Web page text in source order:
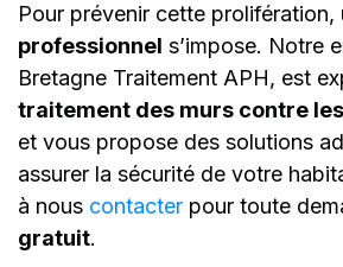
Pour prévenir cette prolifération,
professionnel s’impose. Notre
Bretagne Traitement APH, est
traitement des murs contre
et vous propose des solutions
assurer la sécurité de votre
à nous contacter pour toute
gratuit.